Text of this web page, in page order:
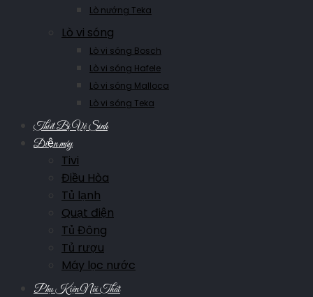
Lò nướng Teka
Lò vi sóng
Lò vi sóng Bosch
Lò vi sóng Hafele
Lò vi sóng Malloca
Lò vi sóng Teka
Thiết Bị Vệ Sinh
Điện máy
Tivi
Điều Hòa
Tủ lạnh
Quạt điện
Tủ Đông
Tủ rượu
Máy lọc nước
Phụ Kiện Nội Thất